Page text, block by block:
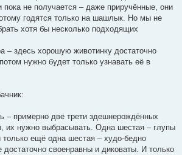
пока не получается – даже приручённые, они
годятся только на шашлык. Но мы не
хотя бы несколько подходящих
– здесь хорошую животинку достаточно
нужно будет только узнавать её в
– примерно две трети здешнерождённых
их нужно выбрасывать. Одна шестая – глупы
ещё одна шестая – худо-бедно
достаточно своенравны и диковаты. И только